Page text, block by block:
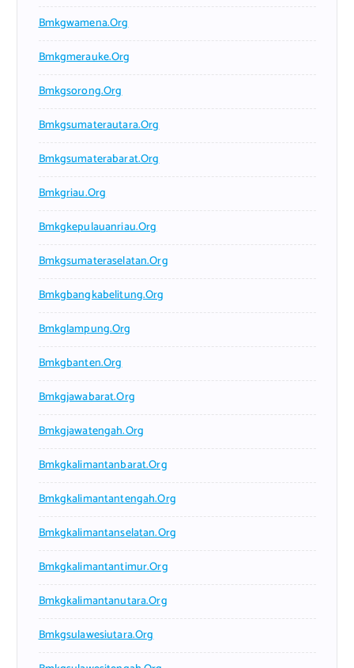
Bmkgwamena.org
Bmkgmerauke.org
Bmkgsorong.org
Bmkgsumaterautara.org
Bmkgsumaterabarat.org
Bmkgriau.org
Bmkgkepulauanriau.org
Bmkgsumateraselatan.org
Bmkgbangkabelitung.org
Bmkglampung.org
Bmkgbanten.org
Bmkgjawabarat.org
Bmkgjawatengah.org
Bmkgkalimantanbarat.org
Bmkgkalimantantengah.org
Bmkgkalimantanselatan.org
Bmkgkalimantantimur.org
Bmkgkalimantanutara.org
Bmkgsulawesiutara.org